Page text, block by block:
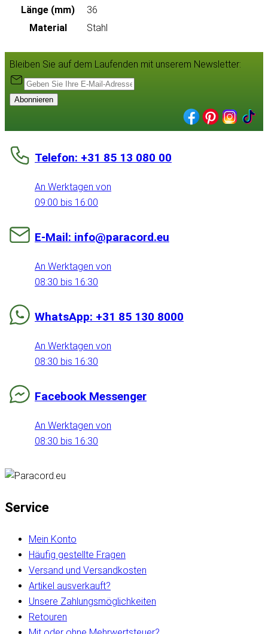
Länge (mm)
36
Material
Stahl
Bleiben Sie auf dem Laufenden mit unserem Newsletter:
Abonnieren
Telefon: +31 85 13 080 00
An Werktagen von
09:00 bis 16:00
E-Mail: info@paracord.eu
An Werktagen von
08:30 bis 16:30
WhatsApp: +31 85 130 8000
An Werktagen von
08:30 bis 16:30
Facebook Messenger
An Werktagen von
08:30 bis 16:30
Service
Mein Konto
Häufig gestellte Fragen
Versand und Versandkosten
Artikel ausverkauft?
Unsere Zahlungsmöglichkeiten
Retouren